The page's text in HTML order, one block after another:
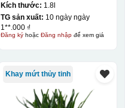
Kích thước: 1.8l
TG sản xuất: 10 ngày ngày
1**.000 ₫
Đăng kýhoặc Đăng nhậpđể xem giá
Khay mứt thủy tinh